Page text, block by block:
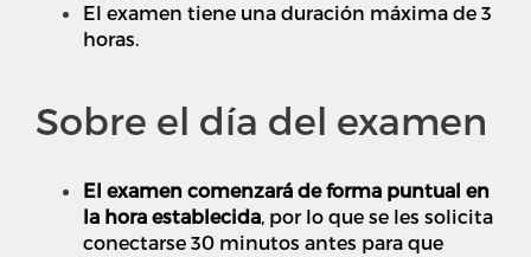
El examen tiene una duración máxima de 3
horas.
Sobre el día del examen
El examen comenzará de forma puntual en
la hora establecida, por lo que se les solicita
conectarse 30 minutos antes para que